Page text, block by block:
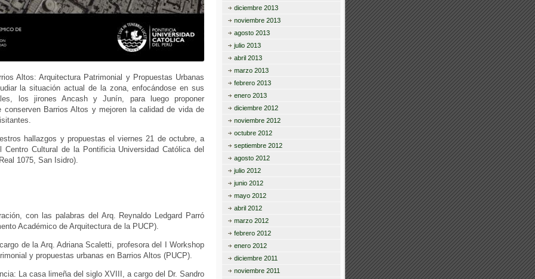
Altos: Arquitectura Patrimonial y Propuestas Urbanas
la situación actual de la zona, enfocándose en sus
los jirones Ancash y Junín, para luego proponer
conserven Barrios Altos y mejoren la calidad de vida de
hallazgos y propuestas el viernes 21 de octubre, a
Centro Cultural de la Pontificia Universidad Católica del
1075, San Isidro).
con las palabras del Arq. Reynaldo Ledgard Parró
Académico de Arquitectura de la PUCP).
de la Arq. Adriana Scaletti, profesora del I Workshop
y propuestas urbanas en Barrios Altos (PUCP).
La casa limeña del siglo XVIII, a cargo del Dr. San­dro
diciembre 2013
noviembre 2013
agosto 2013
julio 2013
abril 2013
marzo 2013
febrero 2013
enero 2013
diciembre 2012
noviembre 2012
octubre 2012
septiembre 2012
agosto 2012
julio 2012
junio 2012
mayo 2012
abril 2012
marzo 2012
febrero 2012
enero 2012
diciembre 2011
noviembre 2011